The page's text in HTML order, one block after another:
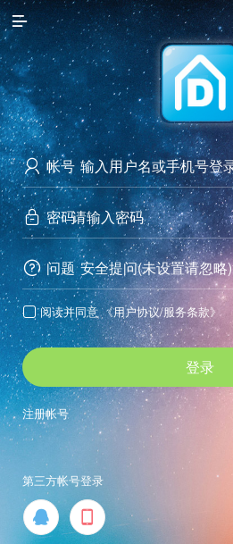

访问电脑版

 帐号
 密码
 问题 安全提问(未设置请忽略)
 阅读并同意 《用户协议/服务条款》
登录
注册帐号
第三方帐号登录
 